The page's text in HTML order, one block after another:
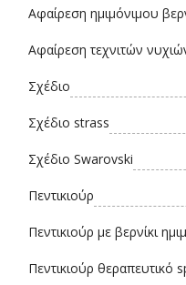
Αφαίρεση ημιμόνιμου
Αφαίρεση τεχνιτών
Σχέδιο
Σχέδιο strass
Σχέδιο Swarovski
Πεντικιούρ
Πεντικιούρ με βερνίκι
Πεντικιούρ θεραπευτικό